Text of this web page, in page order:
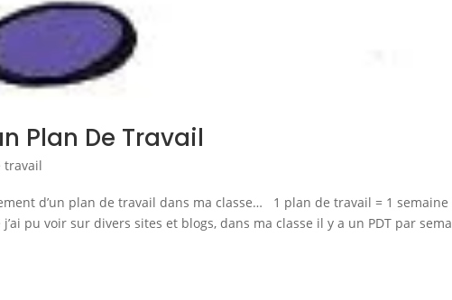
Plan De Travail
travail
d’un plan de travail dans ma classe… 1 plan de travail = 1 semaine
pu voir sur divers sites et blogs, dans ma classe il y a un PDT par